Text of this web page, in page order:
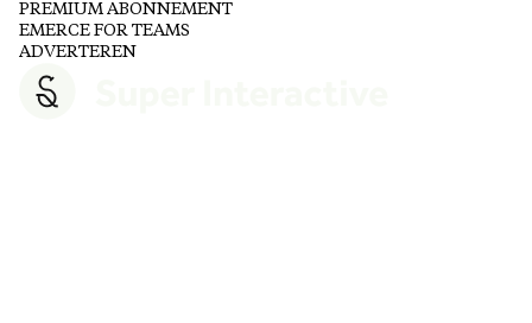
PREMIUM ABONNEMENT
EMERCE FOR TEAMS
ADVERTEREN